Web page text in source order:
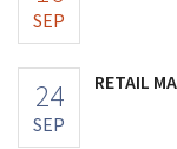
SEP
24
SEP
RETAIL